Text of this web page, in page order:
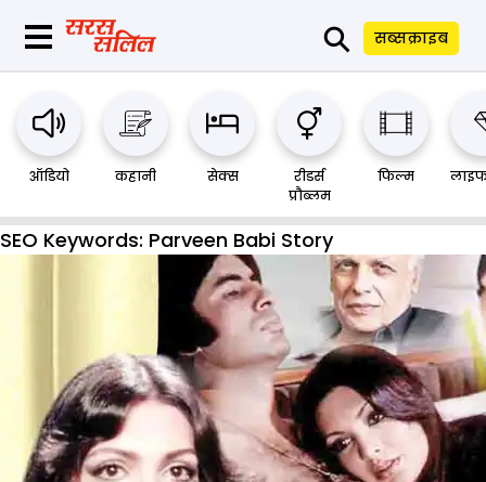
⚲ सब्सक्राइब
ऑडियो कहानी सेक्स
रीडर्स
प्रौब्लम
फिल्म
SEO Keywords: Parveen Babi Story